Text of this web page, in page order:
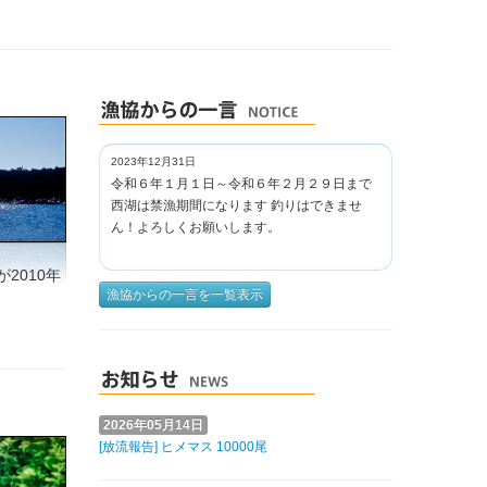
2010年
2023年12月31日
令和６年１月１日～令和６年２月２９日まで
西湖は禁漁期間になります 釣りはできませ
ん！よろしくお願いします。
漁協からの一言を一覧表示
2026年05月14日
[放流報告] ヒメマス 10000尾